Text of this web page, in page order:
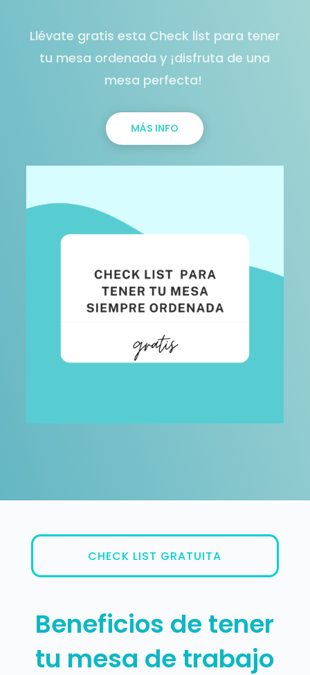
Llévate gratis esta Check list para tener
tu mesa ordenada y ¡disfruta de una
mesa perfecta!
MÁS INFO
CHECK LIST GRATUITA
Beneficios de tener
tu mesa de trabajo